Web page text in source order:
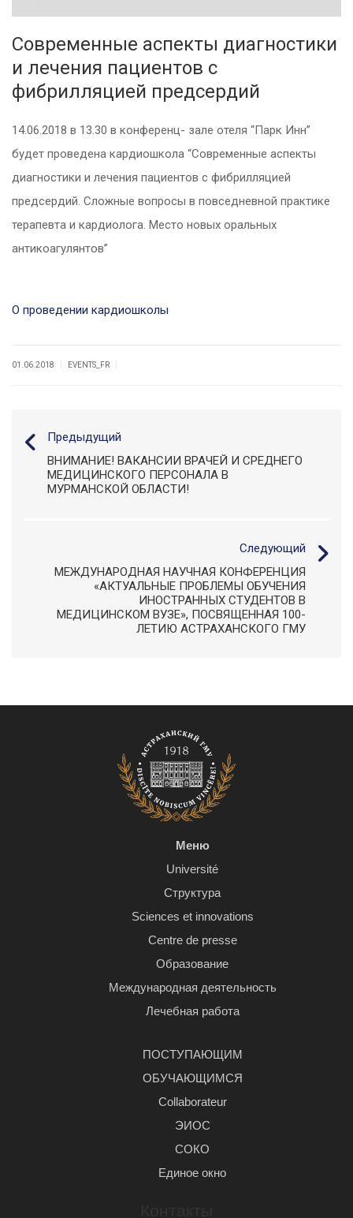
Современные аспекты диагностики
и лечения пациентов с
фибрилляцией предсердий
14.06.2018 в 13.30 в конференц- зале отеля “Парк Инн”
будет проведена кардиошкола “Современные аспекты
диагностики и лечения пациентов с фибрилляцией
предсердий. Сложные вопросы в повседневной практике
терапевта и кардиолога. Место новых оральных
антикоагулянтов”
О проведении кардиошколы
01.06.2018 EVENTS_FR
Предыдущий
ВНИМАНИЕ! ВАКАНСИИ ВРАЧЕЙ И СРЕДНЕГО
МЕДИЦИНСКОГО ПЕРСОНАЛА В
МУРМАНСКОЙ ОБЛАСТИ!
Следующий
МЕЖДУНАРОДНАЯ НАУЧНАЯ КОНФЕРЕНЦИЯ
«АКТУАЛЬНЫЕ ПРОБЛЕМЫ ОБУЧЕНИЯ
ИНОСТРАННЫХ СТУДЕНТОВ В
МЕДИЦИНСКОМ ВУЗЕ», ПОСВЯЩЕННАЯ 100-
ЛЕТИЮ АСТРАХАНСКОГО ГМУ
Меню
Université
Структура
Sciences et innovations
Centre de presse
Образование
Международная деятельность
Лечебная работа
ПОСТУПАЮЩИМ
ОБУЧАЮЩИМСЯ
Сollaborateur
ЭИОС
СОКО
Единое окно